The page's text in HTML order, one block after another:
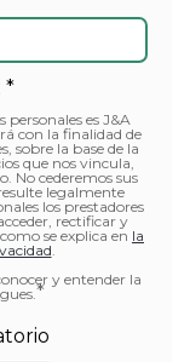
*
es J&A
sobre la base de la
que nos vincula,
No cederemos sus
legalmente
los prestadores
rectificar y
se explica en la
.
y entender la
*